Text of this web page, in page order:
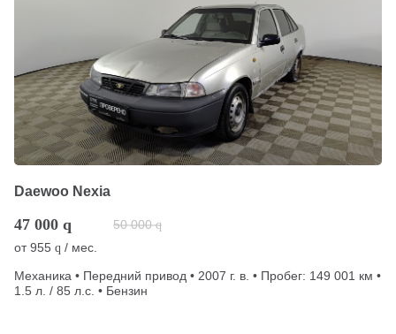
Daewoo Nexia
47 000 q 50 000 q
от955 q / мес.
Механика • Передний привод • 2007 г. в. • Пробег: 149 001 км •
1.5 л. / 85 л.с. • Бензин